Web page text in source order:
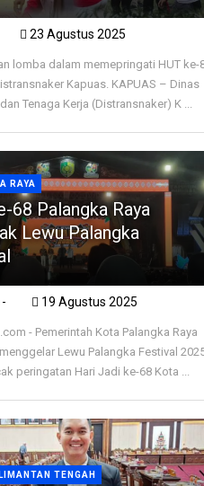
23 Agustus 2025
lomba dalam memepringati HUT ke-
Kapuas. KAPUAS – Dinas
Tenaga Kerja (Distransnaker) K ...
RAYA
68 Palangka Raya
Lewu Palangka
19 Agustus 2025
- Pemerintah Kota Palangka Raya
Lewu Palangka Festival
peringatan Hari Jadi ke-68 Kota ...
TENGAH